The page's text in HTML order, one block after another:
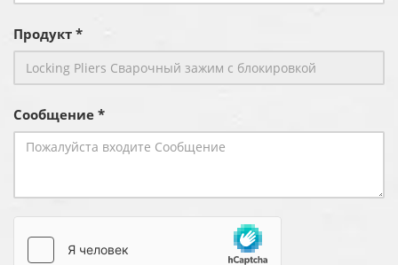
Продукт *
Сообщение *